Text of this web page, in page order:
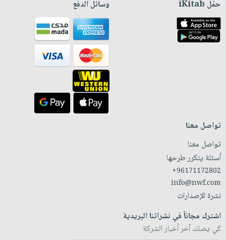
حمّل iKitab وسائل الدفع
تواصل معنا
تواصل معنا
أسئلة يتكرر طرحها
+96171172802
info@nwf.com
نشرة الإصدارات
اشترك مجاناً في نشراتنا البريدية
كي يصلك آخر أخبار الشركة